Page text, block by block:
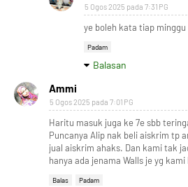
5 Ogos 2025 pada 7:31 PG
ye boleh kata tiap
Padam
Balasan
Ammi
5 Ogos 2025 pada 7:01 PG
Haritu masuk juga ke 7e sbb
Puncanya Alip nak beli aiskrim tp
jual aiskrim ahaks. Dan kami tak
hanya ada jenama Walls je yg
Balas Padam